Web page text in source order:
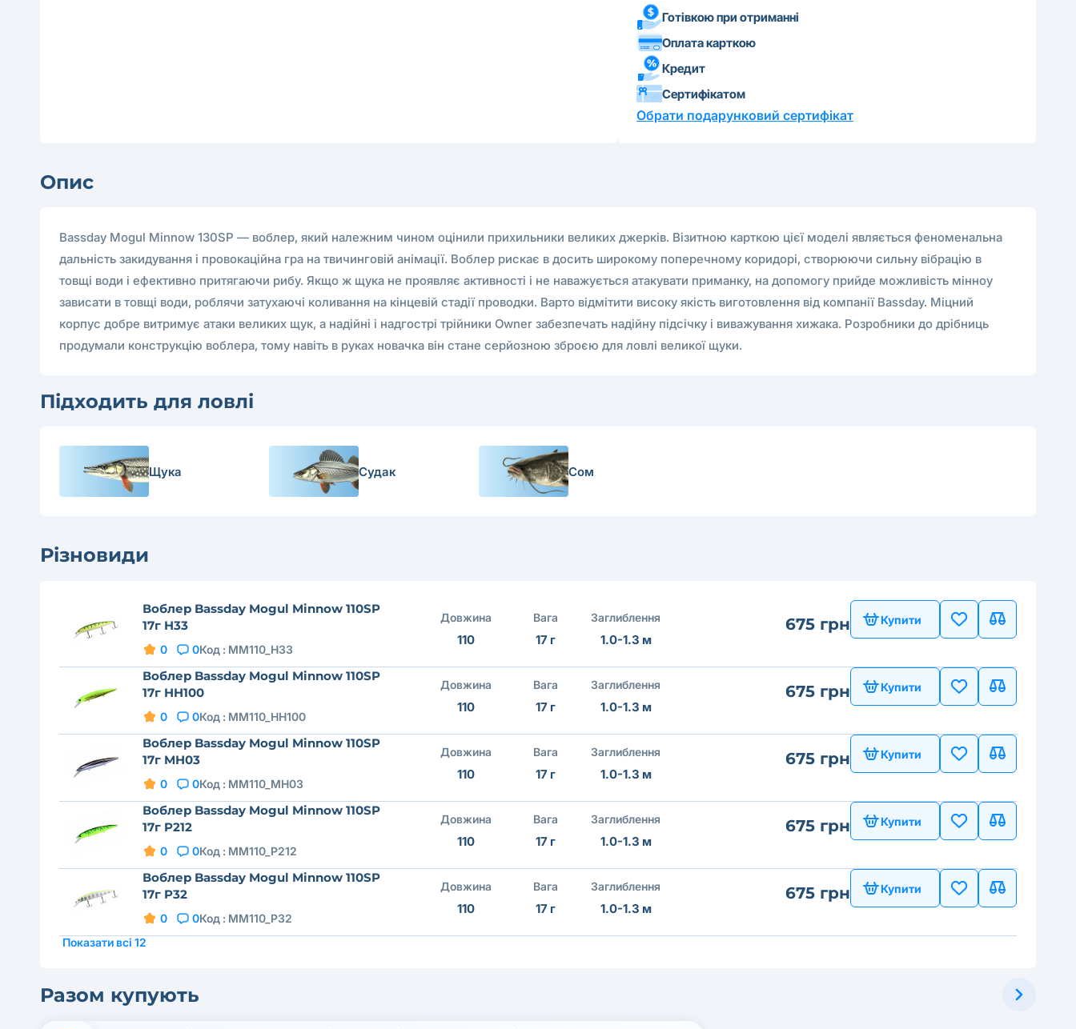
Готівкою при отриманні
Оплата карткою
Кредит
Сертифікатом
Обрати подарунковий сертифікат
Опис
Bassday Mogul Minnow 130SP — воблер, який належним чином оцінили прихильники великих джерків. Візитною карткою цієї моделі являється феноменальна
дальність закидування і провокаційна гра на твичинговій анімації. Воблер рискає в досить широкому поперечному коридорі, створюючи сильну вібрацію в
товщі води і ефективно притягаючи рибу. Якщо ж щука не проявляє активності і не наважується атакувати приманку, на допомогу прийде можливість мінноу
зависати в товщі води, роблячи затухаючі коливання на кінцевій стадії проводки. Варто відмітити високу якість виготовлення від компанії Bassday. Міцний
корпус добре витримує атаки великих щук, а надійні і надгострі трійники Owner забезпечать надійну підсічку і виважування хижака. Розробники до дрібниць
продумали конструкцію воблера, тому навіть в руках новачка він стане серйозною зброєю для ловлі великої щуки.
Підходить для ловлі
Щука Судак Сом
Різновиди
Воблер Bassday Mogul Minnow 110SP
17г H33
0 0Код : MM110_H33
Довжина
110
Вага
17 г
Заглиблення
1.0-1.3 м
675 грн Купити
Воблер Bassday Mogul Minnow 110SP
17г HH100
0 0Код : MM110_HH100
Довжина
110
Вага
17 г
Заглиблення
1.0-1.3 м
675 грн Купити
Воблер Bassday Mogul Minnow 110SP
17г MH03
0 0Код : MM110_MH03
Довжина
110
Вага
17 г
Заглиблення
1.0-1.3 м
675 грн Купити
Воблер Bassday Mogul Minnow 110SP
17г P212
0 0Код : MM110_P212
Довжина
110
Вага
17 г
Заглиблення
1.0-1.3 м
675 грн Купити
Воблер Bassday Mogul Minnow 110SP
17г P32
0 0Код : MM110_P32
Довжина
110
Вага
17 г
Заглиблення
1.0-1.3 м
675 грн Купити
Показати всі 12
Разом купують